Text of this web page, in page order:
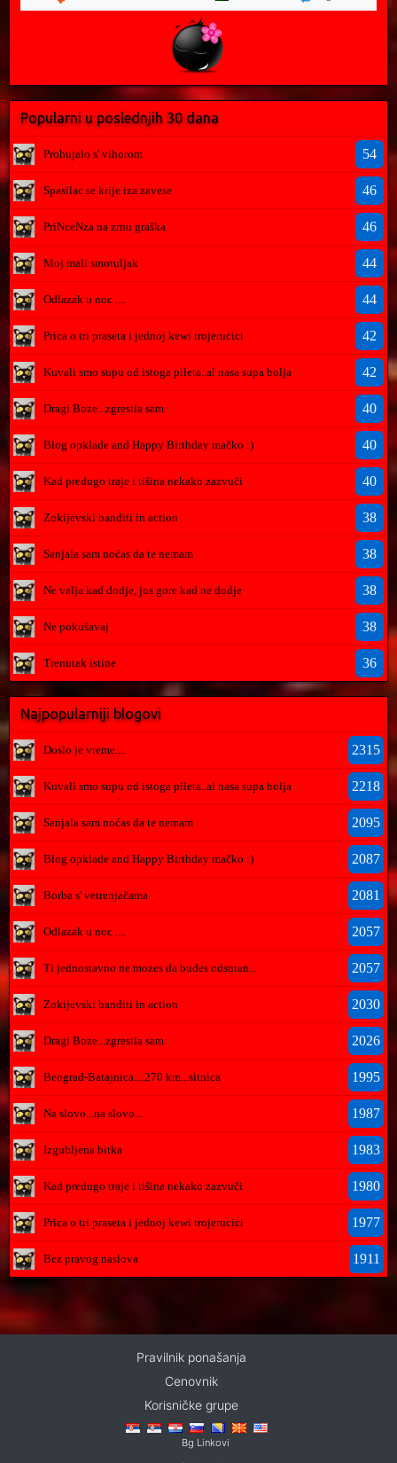
Popularni u poslednjih 30 dana
Prohujalo s' vihorom 54
Spasilac se krije iza zavese 46
PriNceNza na zrnu graška 46
Moj mali smotuljak 44
Odlazak u noc .... 44
Prica o tri praseta i jednoj kewi trojerucici 42
Kuvali smo supu od istoga pileta..al nasa supa bolja 42
Dragi Boze...zgresila sam 40
Blog opklade and Happy Birthday mačko :) 40
Kad predugo traje i tišina nekako zazvuči 40
Zokijevski banditi in action 38
Sanjala sam noćas da te nemam 38
Ne valja kad dodje, jos gore kad ne dodje 38
Ne pokušavaj 38
Trenutak istine 36
Najpopularniji blogovi
Doslo je vreme.... 2315
Kuvali smo supu od istoga pileta..al nasa supa bolja 2218
Sanjala sam noćas da te nemam 2095
Blog opklade and Happy Birthday mačko :) 2087
Borba s' vetrenjačama 2081
Odlazak u noc .... 2057
Ti jednostavno ne mozes da budes odsutan... 2057
Zokijevski banditi in action 2030
Dragi Boze...zgresila sam 2026
Beograd-Batajnica....270 km...sitnica 1995
Na slovo...na slovo... 1987
Izgubljena bitka 1983
Kad predugo traje i tišina nekako zazvuči 1980
Prica o tri praseta i jednoj kewi trojerucici 1977
Bez pravog naslova 1911
Pravilnik ponašanja
Cenovnik
Korisničke grupe
Bg Linkovi